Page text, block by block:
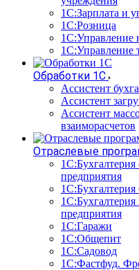
1С:Зарплата и
1С:Розница
1С:Управление
1С:Управление
Обработки 1С
Ассистент
Ассистент
Ассистент
взаиморасчетов
Отраслевые
1С:Бухгалтерия
предприятия
1С:Бухгалтерия
предприятия
1С:Гаражи
1С:Общепит
1С:Садовод
1С:Фастфуд.